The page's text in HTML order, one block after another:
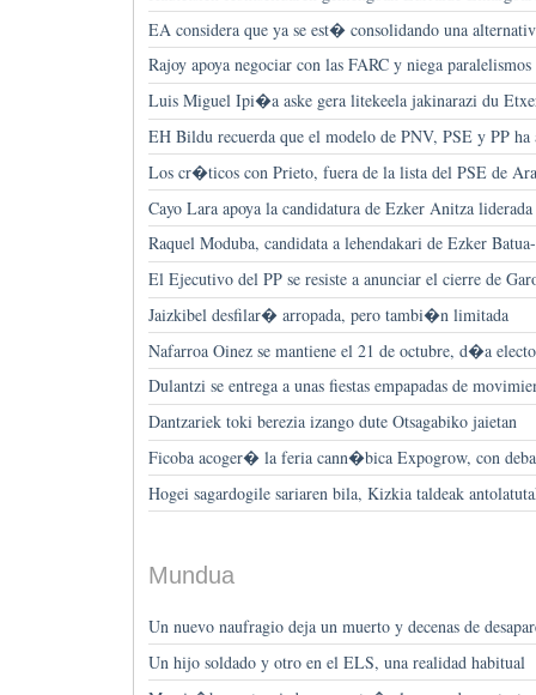
EA considera que ya se est� consolidando una
Rajoy apoya negociar con las FARC y niega
Luis Miguel Ipi�a aske gera litekeela jakinarazi du
EH Bildu recuerda que el modelo de PNV, PSE y PP
Los cr�ticos con Prieto, fuera de la lista del PSE de
Cayo Lara apoya la candidatura de Ezker Anitza
Raquel Moduba, candidata a lehendakari de Ezker
El Ejecutivo del PP se resiste a anunciar el cierre de
Jaizkibel desfilar� arropada, pero tambi�n limitada
Nafarroa Oinez se mantiene el 21 de octubre, d�a
Dulantzi se entrega a unas fiestas empapadas de
Dantzariek toki berezia izango dute Otsagabiko jaietan
Ficoba acoger� la feria cann�bica Expogrow, con
Hogei sagardogile sariaren bila, Kizkia taldeak
Mundua
Un nuevo naufragio deja un muerto y decenas de
Un hijo soldado y otro en el ELS, una realidad habitual